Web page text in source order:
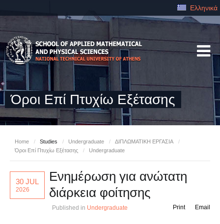
Ελληνικά
Όροι Επί Πτυχίω Εξέτασης
Home / Studies / Undergraduate / ΔΙΠΛΩΜΑΤΙΚΗ ΕΡΓΑΣΙΑ
/
Όροι Επί Πτυχίω Εξέτασης
/ Undergraduate
30 JUL
2026
Ενημέρωση για ανώτατη
διάρκεια φοίτησης
Published in Undergraduate Email
Print